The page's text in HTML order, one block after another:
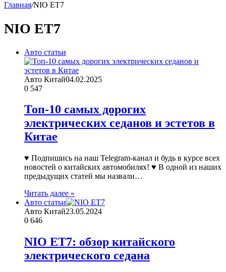
Главная/NIO ET7
NIO ET7
Авто статьи
Авто Китай04.02.2025
0 547
Топ-10 самых дорогих
электрических седанов и эстетов в
Китае
♥ Подпишись на наш Telegram-канал и будь в курсе всех
новостей о китайских автомобилях! ♥ В одной из наших
предыдущих статей мы назвали…
Читать далее »
Авто статьи
Авто Китай23.05.2024
0 646
NIO ET7: обзор китайского
электрического седана